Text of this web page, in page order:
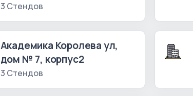
3 Стендов
Академика Королева ул,
дом № 7, корпус2
3 Стендов